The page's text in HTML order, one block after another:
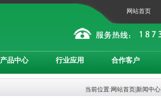
网站首页
产品中心 行业应用 合作客户
当前位置:网站首页新闻中心